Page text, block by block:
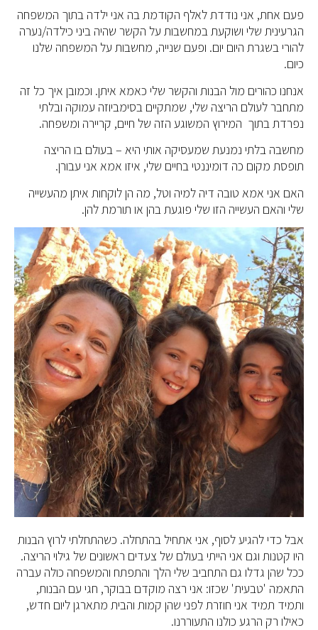
פעם אחת, אני נודדת לאלף הקודמת בה אני ילדה בתוך המשפחה
הגרעינית שלי ושוקעת במחשבות על הקשר שהיה ביני כילדה/נערה
להורי בשגרת היום יום. ופעם שנייה, מחשבות על המשפחה שלנו
כיום.
אנחנו כהורים מול הבנות והקשר שלי כאמא איתן. וכמובן איך כל זה
מתחבר לעולם הריצה שלי, שמתקיים בסימביוזה עמוקה ובלתי
נפרדת בתוך המירוץ המשוגע הזה של חיים, קריירה ומשפחה.
מחשבה בלתי נמנעת שמעסיקה אותי היא – בעולם בו הריצה
תופסת מקום כה דומיננטי בחיים שלי, איזו אמא אני עבורן.
האם אני אמא טובה דיה למיה וטל, מה הן לוקחות איתן מהעשייה
שלי והאם העשייה הזו שלי פוגעת בהן או תורמת להן.
אבל כדי להגיע לסוף, אני אתחיל בהתחלה. כשהתחלתי לרוץ הבנות
היו קטנות וגם אני הייתי בעולם של צעדים ראשונים של גילוי הריצה.
ככל שהן גדלו גם התחביב שלי הלך והתפתח והמשפחה כולה עברה
התאמה 'טבעית' שכזו: אני רצה מוקדם בבוקר, חגי עם הבנות,
ותמיד תמיד אני חוזרת לפני שהן קמות והבית מתארגן ליום חדש,
כאילו רק הרגע כולנו התעוררנו.